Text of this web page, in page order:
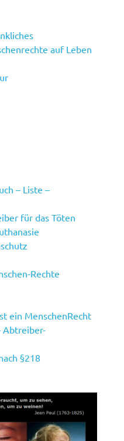
auf Leben
– Liste –
für das Töten
Rechte
ein MenschenRecht
Abtreiber-
§218